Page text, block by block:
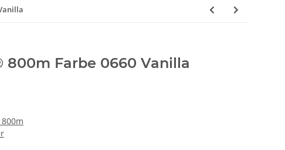
800m Farbe 0660 Vanilla
800m